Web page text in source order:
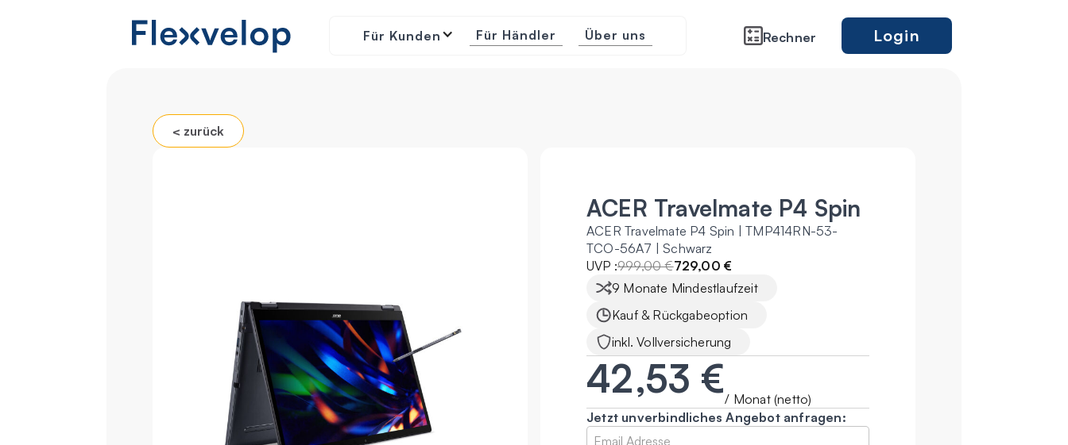
Für Kunden Für Händler Über uns Rechner Login
ACER Travelmate P4 Spin
ACER Travelmate P4 Spin | TMP414RN-53-
TCO-56A7 | Schwarz
UVP :999,00 €729,00 €
9 Monate Mindestlaufzeit
Kauf & Rückgabeoption
inkl. Vollversicherung
42,53 €/ Monat (netto)
Jetzt unverbindliches Angebot anfragen: